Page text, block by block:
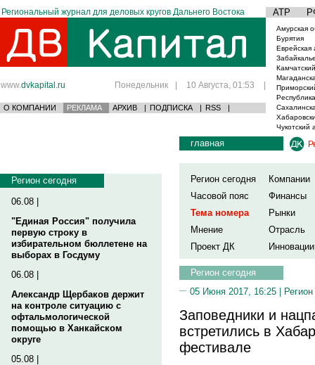
Региональный журнал для деловых кругов Дальнего Востока АТР
www.dvkapital.ru Понедельник | 10 Августа, 01:53 |
О КОМПАНИИ РЕКЛАМА АРХИВ | ПОДПИСКА | RSS |
Амурская
Бурятия
Еврейская
Чукотский
Регион сегодня
06.08 |
"Единая Россия" получила
первую строку в
избирательном бюллетене на
выборах в Госдуму
06.08 |
Александр Щербаков держит
на контроле ситуацию с
офтальмологической
помощью в Ханкайском
округе
05.08 |
главная
Регион сегодня
Компании
Часовой пояс
Финансы
Тема номера
Рынки
Мнение
Отрасль
Проект ДК
Инновации
Регион сегодня
05 Июня 2017, 16:25 |
Заповедники и
встретились в
фестивале